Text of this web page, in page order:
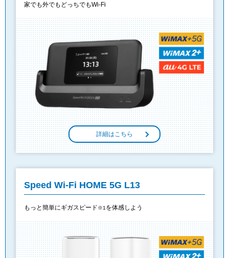
家でも外でもどっちでもWi-Fi
詳細はこちら
Speed Wi-Fi HOME 5G L13
もっと簡単にギガスピード※1 を体感しよう